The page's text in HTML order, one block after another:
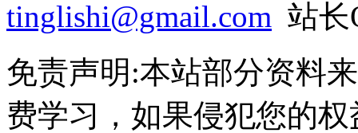
tinglishi@gmail.com 站长
免责声明:本站部分资料
费学习，如果侵犯您的